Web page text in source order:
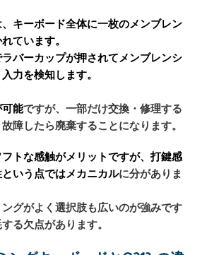
キーボード全体に一枚のメンブレン
ています。
バーカップが押されてメンブレンシ
力を検知します。
能ですが、一部だけ交換・修理する
障したら廃棄することになります。
トな感触がメリットですが、打鍵感
いう点ではメカニカルに分がありま
グがよく選択肢も広いのが強みです
る欠点があります。